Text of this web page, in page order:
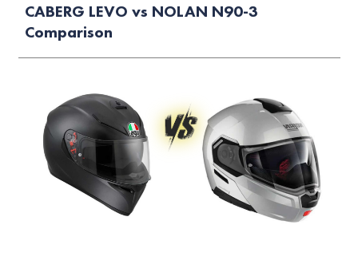
CABERG LEVO vs NOLAN N90-3
Comparison